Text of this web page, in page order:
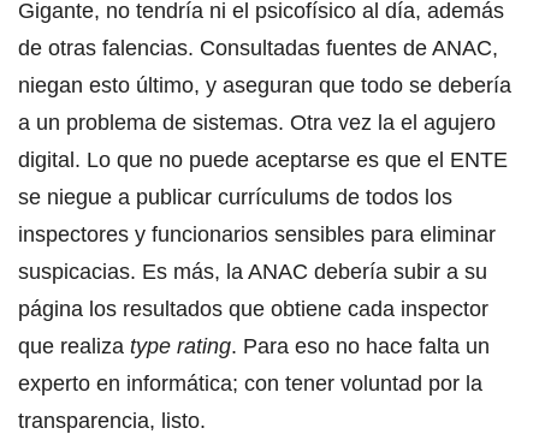
Gigante, no tendría ni el psicofísico al día, además
de otras falencias. Consultadas fuentes de ANAC,
niegan esto último, y aseguran que todo se debería
a un problema de sistemas. Otra vez la el agujero
digital. Lo que no puede aceptarse es que el ENTE
se niegue a publicar currículums de todos los
inspectores y funcionarios sensibles para eliminar
suspicacias. Es más, la ANAC debería subir a su
página los resultados que obtiene cada inspector
que realiza type rating. Para eso no hace falta un
experto en informática; con tener voluntad por la
transparencia, listo.